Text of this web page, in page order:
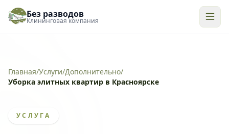
Без разводов
Клининговая компания
Главная/Услуги/Дополнительно/
Уборка элитных квартир в Красноярске
УСЛУГА